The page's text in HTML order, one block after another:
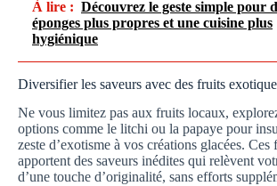
À lire : Découvrez le geste simple pour
éponges plus propres et une cuisine plus
hygiénique
Diversifier les saveurs avec des fruits
Ne vous limitez pas aux fruits locaux,
options comme le litchi ou la papaye pour
zeste d’exotisme à vos créations glacées. Ces
apportent des saveurs inédites qui relèvent
d’une touche d’originalité, sans efforts